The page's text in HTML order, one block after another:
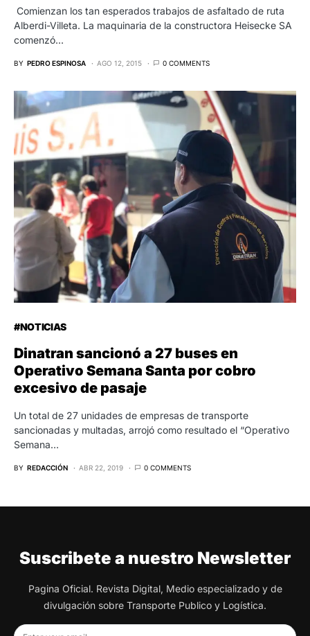
Comienzan los tan esperados trabajos de asfaltado de ruta
Alberdi-Villeta. La maquinaria de la constructora Heisecke SA
comenzó…
BY PEDRO ESPINOSA AGO 12, 2015 0 COMMENTS
#NOTICIAS
Dinatran sancionó a 27 buses en
Operativo Semana Santa por cobro
excesivo de pasaje
Un total de 27 unidades de empresas de transporte
sancionadas y multadas, arrojó como resultado el “Operativo
Semana…
BY REDACCIÓN ABR 22, 2019 0 COMMENTS
Suscribete a nuestro Newsletter
Pagina Oficial. Revista Digital, Medio especializado y de
divulgación sobre Transporte Publico y Logística.